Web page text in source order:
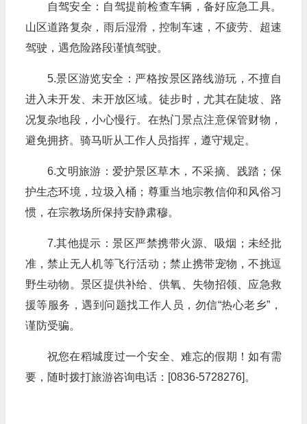
自驾安全：自驾提前检查车辆，备好应急工具。
山区道路复杂，雨后湿滑，控制车速，不疲劳、超速
驾驶，遇危险路段谨慎驾驶。
5.景区游览安全：严格按景区路线游玩，不擅自
进入未开发、未开放区域。徒步时，尤其在陡坡、路
况复杂地段，小心慢行。在热门景点注意保管财物，
避免拥挤。骑马听从工作人员指挥，遵守规定。
6.文明旅游：爱护景区草木，不采摘、践踏；保
护生态环境，垃圾入桶；尊重当地宗教信仰和风俗习
惯，在宗教场所保持安静肃穆。
7.其他提示：景区严禁携带火源、吸烟；未经批
准，禁止无人机等飞行活动；禁止携带宠物，不挑逗
野生动物。景区提供补给、供氧、失物招领、应急救
援等服务，遇到问题找工作人员，勿信“热心老乡”，
谨防受骗。
祝您在稻城度过一个安全、难忘的假期！如有需
要，随时拨打旅游咨询电话：[0836-5728276]。